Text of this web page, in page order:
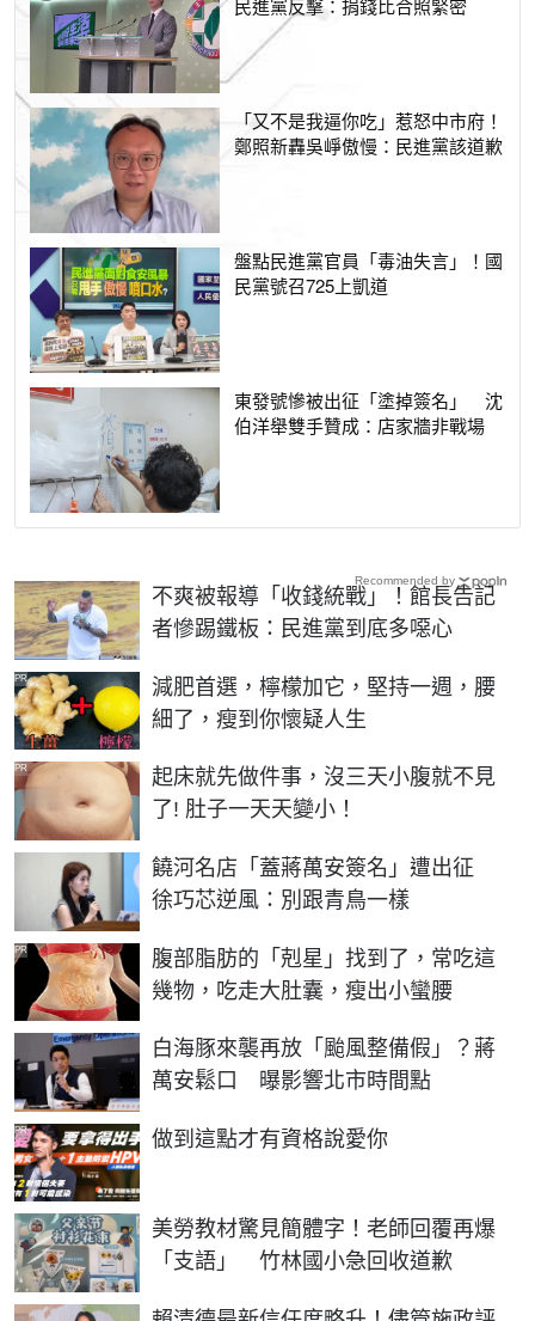
民進黨反擊：捐錢比合照緊密
「又不是我逼你吃」惹怒中市府！
鄭照新轟吳崢傲慢：民進黨該道歉
盤點民進黨官員「毒油失言」！國
民黨號召725上凱道
東發號慘被出征「塗掉簽名」 沈
伯洋舉雙手贊成：店家牆非戰場
不爽被報導「收錢統戰」！館長告記
者慘踢鐵板：民進黨到底多噁心
減肥首選，檸檬加它，堅持一週，腰
細了，瘦到你懷疑人生
PR
起床就先做件事，沒三天小腹就不見
了! 肚子一天天變小！
PR
饒河名店「蓋蔣萬安簽名」遭出征
徐巧芯逆風：別跟青鳥一樣
腹部脂肪的「剋星」找到了，常吃這
幾物，吃走大肚囊，瘦出小蠻腰
PR
白海豚來襲再放「颱風整備假」？蔣
萬安鬆口 曝影響北市時間點
做到這點才有資格說愛你
PR
美勞教材驚見簡體字！老師回覆再爆
「支語」 竹林國小急回收道歉
Recommended by